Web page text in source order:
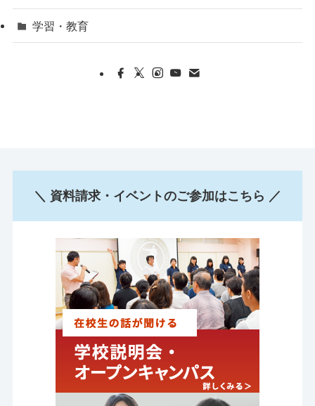
学習・教育
＼ 資料請求・イベントのご参加はこちら ／